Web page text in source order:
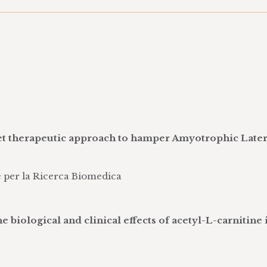
qualità di vita ed outcome
ed osservazionali (CRO)
animali
therapeutic approach to hamper Amyotrophic
per la Ricerca Biomedica
biological and clinical effects of acetyl-L-carnitine